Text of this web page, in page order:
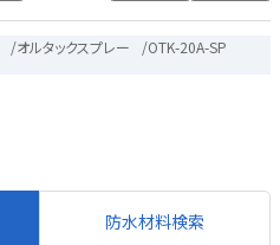
/オルタックスプレー /OTK-20A-SP
防水材料検索